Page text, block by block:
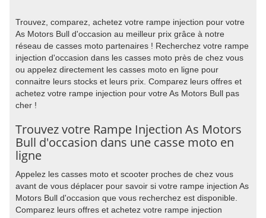
Trouvez, comparez, achetez votre rampe injection pour votre
As Motors Bull d'occasion au meilleur prix grâce à notre
réseau de casses moto partenaires ! Recherchez votre rampe
injection d'occasion dans les casses moto près de chez vous
ou appelez directement les casses moto en ligne pour
connaitre leurs stocks et leurs prix. Comparez leurs offres et
achetez votre rampe injection pour votre As Motors Bull pas
cher !
Trouvez votre Rampe Injection As Motors
Bull d'occasion dans une casse moto en
ligne
Appelez les casses moto et scooter proches de chez vous
avant de vous déplacer pour savoir si votre rampe injection As
Motors Bull d'occasion que vous recherchez est disponible.
Comparez leurs offres et achetez votre rampe injection